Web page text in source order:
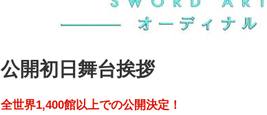
公開初日舞台挨拶
全世界1,400館以上での公開決定！